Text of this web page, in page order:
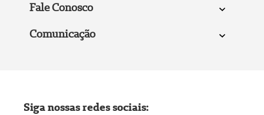
Fale Conosco
Comunicação
Siga nossas redes sociais: